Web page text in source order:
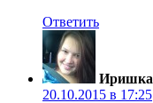
Ответить
Иришка
20.10.2015 в 17:25